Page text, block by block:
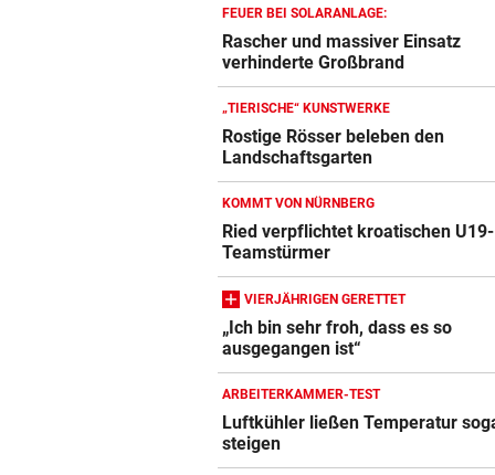
FEUER BEI SOLARANLAGE:
Rascher und massiver Einsatz
verhinderte Großbrand
„TIERISCHE“ KUNSTWERKE
Rostige Rösser beleben den
Landschaftsgarten
KOMMT VON NÜRNBERG
Ried verpflichtet kroatischen U19-
Teamstürmer
VIERJÄHRIGEN GERETTET
„Ich bin sehr froh, dass es so
ausgegangen ist“
ARBEITERKAMMER-TEST
Luftkühler ließen Temperatur
steigen